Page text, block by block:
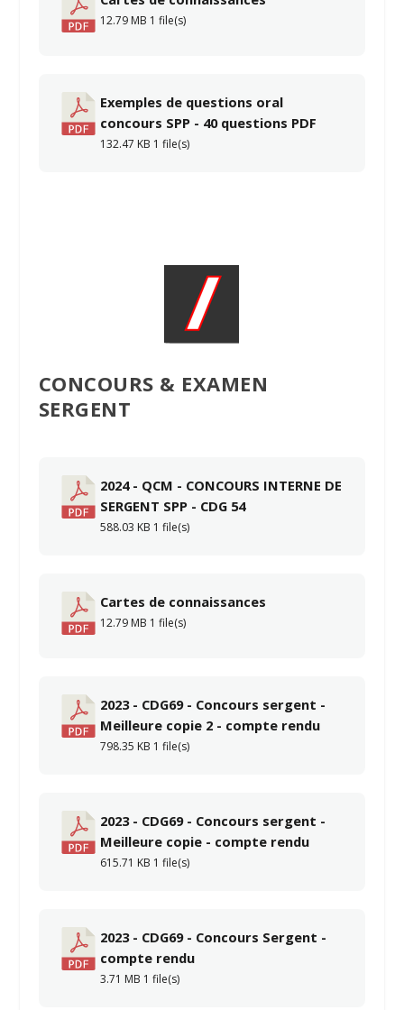
12.79 MB 1 file(s)
Exemples de questions oral
concours SPP - 40 questions PDF
132.47 KB 1 file(s)
CONCOURS & EXAMEN
SERGENT
2024 - QCM - CONCOURS INTERNE DE
SERGENT SPP - CDG 54
588.03 KB 1 file(s)
Cartes de connaissances
12.79 MB 1 file(s)
2023 - CDG69 - Concours sergent -
Meilleure copie 2 - compte rendu
798.35 KB 1 file(s)
2023 - CDG69 - Concours sergent -
Meilleure copie - compte rendu
615.71 KB 1 file(s)
2023 - CDG69 - Concours Sergent -
compte rendu
3.71 MB 1 file(s)